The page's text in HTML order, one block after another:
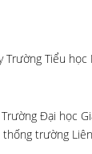
Tiểu
Đại học
trường